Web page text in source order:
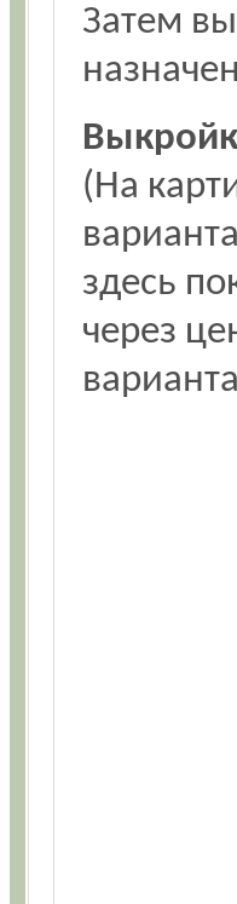
Затем
(На
здесь
через